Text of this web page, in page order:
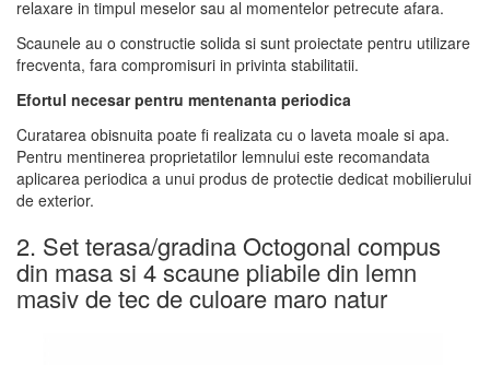
relaxare in timpul meselor sau al momentelor petrecute afara.
Scaunele au o constructie solida si sunt proiectate pentru utilizare
frecventa, fara compromisuri in privinta stabilitatii.
Efortul necesar pentru mentenanta periodica
Curatarea obisnuita poate fi realizata cu o laveta moale si apa.
Pentru mentinerea proprietatilor lemnului este recomandata
aplicarea periodica a unui produs de protectie dedicat mobilierului
de exterior.
2. Set terasa/gradina Octogonal compus
din masa si 4 scaune pliabile din lemn
masiv de tec de culoare maro natur